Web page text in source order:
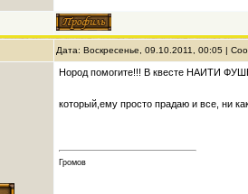
Дата: Воскресенье, 09.10.2011, 00:05 |
Нород помогите!!! В квесте НАИТИ ФУШЕ
который,ему просто прадаю и все, ни
Громов